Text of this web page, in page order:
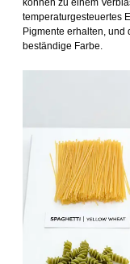
können zu einem
temperaturgesteuertes
Pigmente erhalten,
beständige Farbe.